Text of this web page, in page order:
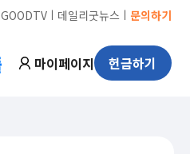
GOODTVㅣ 데일리굿뉴스 ㅣ 문의하기
마이페이지 헌금하기